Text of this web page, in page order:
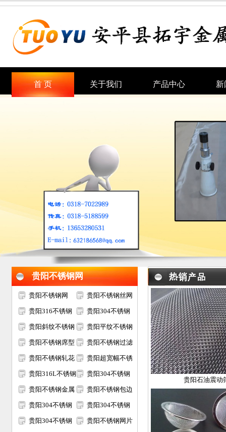
首 页 关于我们 产品中心 新
贵阳不锈钢网
贵阳不锈钢网 贵阳不锈钢丝网
贵阳316不锈钢
网
贵阳304不锈钢
网
贵阳斜纹不锈钢
网
贵阳平纹不锈钢
网
贵阳不锈钢席型
网
贵阳不锈钢过滤
网
贵阳不锈钢轧花
网
贵阳超宽幅不锈
钢网
贵阳316L不锈钢
网
贵阳304不锈钢
电焊网
贵阳不锈钢金属
装饰网
贵阳不锈钢包边
网片
贵阳304不锈钢
过滤网筒
贵阳304不锈钢
筛网
贵阳304不锈钢 贵阳不锈钢网片
贵阳石油震动